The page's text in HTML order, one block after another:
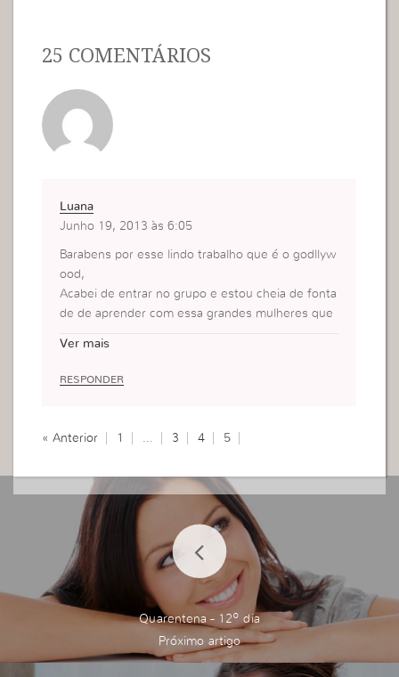
25 COMENTÁRIOS
Luana
Junho 19, 2013 às 6:05
Barabens por esse lindo trabalho que é o godllyw
ood,
Acabei de entrar no grupo e estou cheia de fonta
de de aprender com essa grandes mulheres que
Ver mais
RESPONDER
« Anterior 1 … 3 4 5
Quarentena - 12º dia